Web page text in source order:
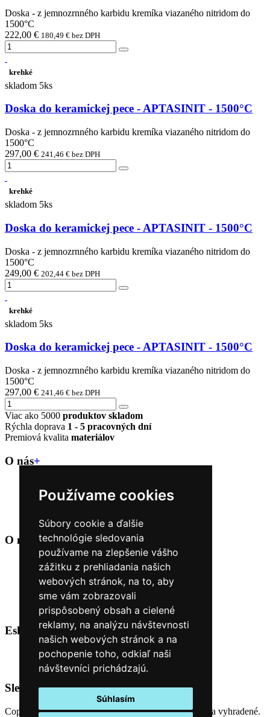
Používame cookies
Súbory cookie a ďalšie
technológie sledovania
používame na zlepšenie vášho
zážitku z prehliadania našich
webových stránok, na to, aby
sme vám zobrazovali
prispôsobený obsah a cielené
reklamy, na analýzu návštevnosti
našich webových stránok a na
pochopenie toho, odkiaľ naši
návštevníci prichádzajú.
Súhlasím
Doska - z jemnozrnného karbidu kremíka viazaného nitridom do
1500°C
222,00 € 180,49 € bez DPH
krehké
skladom 5ks
Doska do keramickej pece - APTASINIT - 1500°C
Doska - z jemnozrnného karbidu kremíka viazaného nitridom do
1500°C
297,00 € 241,46 € bez DPH
krehké
skladom 5ks
Doska do keramickej pece - APTASINIT - 1500°C
Doska - z jemnozrnného karbidu kremíka viazaného nitridom do
1500°C
249,00 € 202,44 € bez DPH
krehké
skladom 5ks
Doska do keramickej pece - APTASINIT - 1500°C
Doska - z jemnozrnného karbidu kremíka viazaného nitridom do
1500°C
297,00 € 241,46 € bez DPH
Viac ako 5000 produktov skladom
Rýchla doprava 1 - 5 pracovných dní
Premiová kvalita materiálov
O nás+
Naše predajne
O nákupe+
Obchodné podmienky
Reklamačné podmienky
Možnosti dopravy a platby
Nákup na splátky cez Quatro
Odstúpiť od zmluvy TU
Eshop Kontakt+
0944 38 68 68
objednavky@malovanysvet.sk
Sledujte nás
Copyright (C) 2026Výtvarnícke potreby. Všetky práva vyhradené.